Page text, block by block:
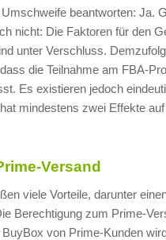
beantworten: Ja.
nicht: Die Faktoren für den
unter Verschluss.
die Teilnahme am FBA-
Es existieren jedoch
mindestens zwei Effekte
Versand
viele Vorteile, darunter
Berechtigung zum Prime-
von Prime-Kunden